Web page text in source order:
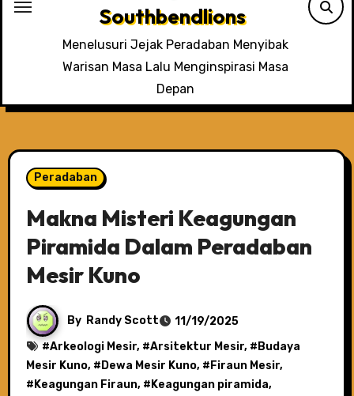
Southbendlions
Menelusuri Jejak Peradaban Menyibak
Warisan Masa Lalu Menginspirasi Masa
Depan
Peradaban
Makna Misteri Keagungan
Piramida Dalam Peradaban
Mesir Kuno
By Randy Scott
11/19/2025
#Arkeologi Mesir, #Arsitektur Mesir, # Budaya
Mesir Kuno, # Dewa Mesir Kuno, # Firaun Mesir,
# Keagungan Firaun, # Keagungan piramida,